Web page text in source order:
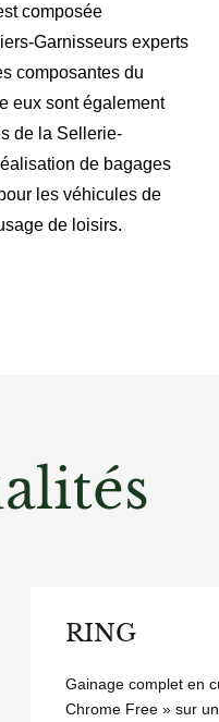
composée
Garnisseurs experts
composantes du
eux sont également
de la Sellerie-
de bagages
les véhicules de
de loisirs.
RING
Gainage complet en
Chrome Free » sur